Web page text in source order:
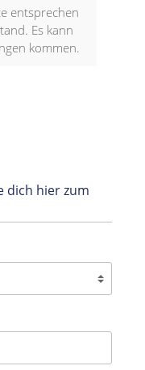
entsprechen
Es kann
kommen.
dich hier zum